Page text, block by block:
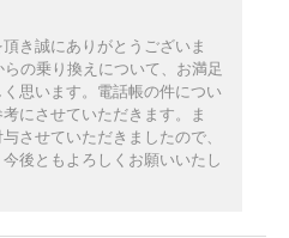
き誠にありがとうございま
の乗り換えについて、お満足
思います。電話帳の件につい
にさせていただきます。ま
させていただきましたので、
後ともよろしくお願いいたし